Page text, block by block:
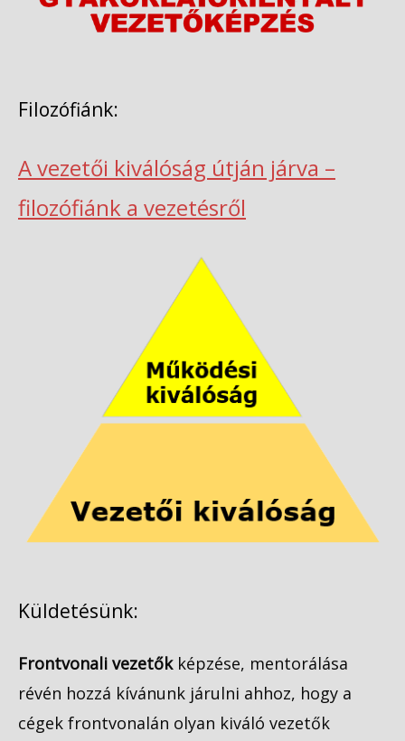
Filozófiánk:
A vezetői kiválóság útján járva –
filozófiánk a vezetésről
Küldetésünk:
Frontvonali vezetőkképzése, mentorálása
révén hozzá kívánunk járulni ahhoz, hogy a
cégek frontvonalán olyan kiváló vezetők